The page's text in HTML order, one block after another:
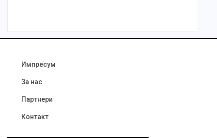
Импресум
За нас
Партнери
Контакт